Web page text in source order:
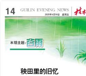
前一版